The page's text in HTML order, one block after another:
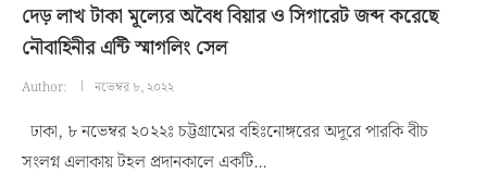
দেড় লাখ টাকা মূল্যের অবৈধ বিয়ার ও সিগারেট জব্দ করেছে
নৌবাহিনীর এন্টি স্মাগলিং সেল
Author: নভেম্বর ৮, ২০২২
ঢাকা, ৮ নভেম্বর ২০২২ঃ চট্টগ্রামের বহিঃনোঙ্গরের অদূরে পারকি বীচ
সংলগ্ন এলাকায় টহল প্রদানকালে একটি…